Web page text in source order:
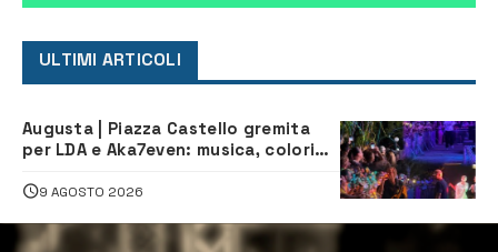
ULTIMI ARTICOLI
Augusta | Piazza Castello gremita
per LDA e Aka7even: musica, colori
9 AGOSTO 2026